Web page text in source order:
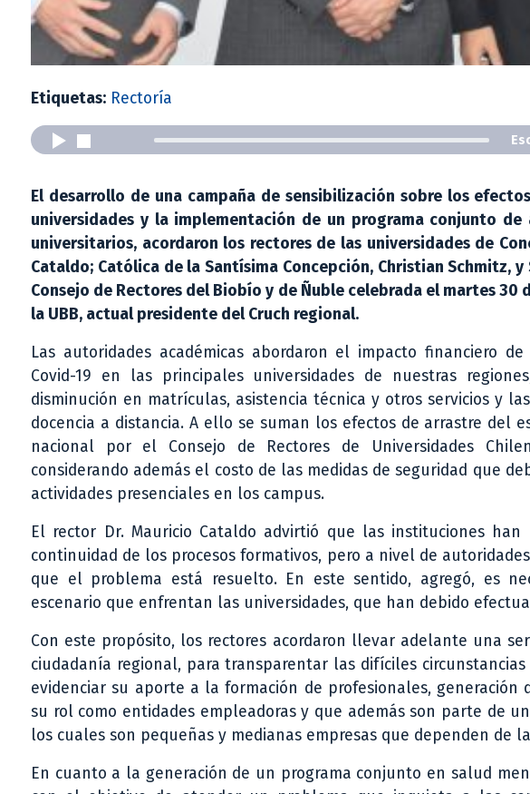
Etiquetas: Rectoría
El desarrollo de una campaña de sensibilización sobre los
universidades y la implementación de un programa conjunto
universitarios, acordaron los rectores de las universidades de
Cataldo; Católica de la Santísima Concepción, Christian Schmitz,
Consejo de Rectores del Biobío y de Ñuble celebrada el martes
la UBB, actual presidente del Cruch regional.
Las autoridades académicas abordaron el impacto financiero
Covid-19 en las principales universidades de nuestras
disminución en matrículas, asistencia técnica y otros servicios y
docencia a distancia. A ello se suman los efectos de arrastre del
nacional por el Consejo de Rectores de Universidades
considerando además el costo de las medidas de seguridad que
actividades presenciales en los campus.
El rector Dr. Mauricio Cataldo advirtió que las instituciones
continuidad de los procesos formativos, pero a nivel de
que el problema está resuelto. En este sentido, agregó, es
escenario que enfrentan las universidades, que han debido
Con este propósito, los rectores acordaron llevar adelante una
ciudadanía regional, para transparentar las difíciles
evidenciar su aporte a la formación de profesionales,
su rol como entidades empleadoras y que además son parte de
los cuales son pequeñas y medianas empresas que dependen de
En cuanto a la generación de un programa conjunto en salud